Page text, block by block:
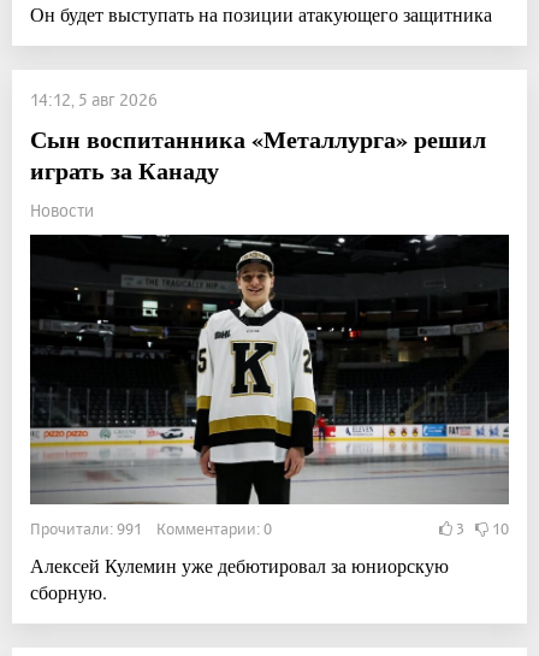
Он будет выступать на позиции атакующего защитника
14:12, 5 авг 2026
Сын воспитанника «Металлурга» решил
играть за Канаду
Новости
Прочитали: 991 Комментарии: 0 3 10
Алексей Кулемин уже дебютировал за юниорскую
сборную.